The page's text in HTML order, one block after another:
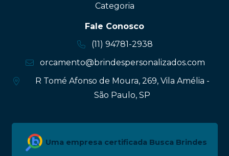
Categoria
Fale Conosco
(11) 94781-2938
orcamento@brindespersonalizados.com
R Tomé Afonso de Moura, 269, Vila Amélia -
São Paulo, SP
Uma empresa certificada Busca Brindes